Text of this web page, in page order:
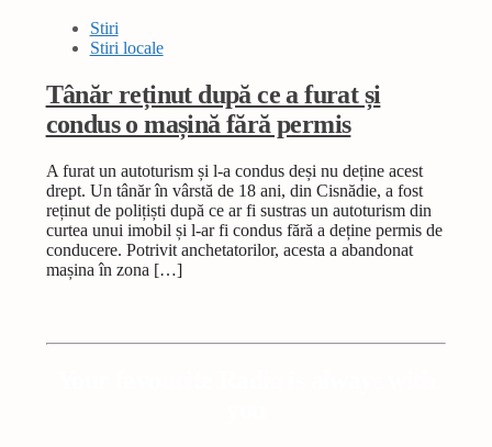
Stiri
Stiri locale
Tânăr reținut după ce a furat și
condus o mașină fără permis
A furat un autoturism și l-a condus deși nu deține acest
drept. Un tânăr în vârstă de 18 ani, din Cisnădie, a fost
reținut de polițiști după ce ar fi sustras un autoturism din
curtea unui imobil și l-ar fi condus fără a deține permis de
conducere. Potrivit anchetatorilor, acesta a abandonat
mașina în zona […]